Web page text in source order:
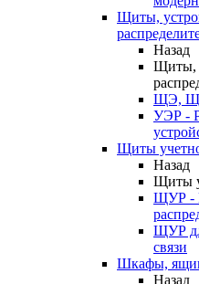
Щиты,
Назад
Щиты,
ЩЭ,
УЭР -
Щиты
Назад
Щиты
ЩУР -
ЩУР
связи
Шкафы,
Назад